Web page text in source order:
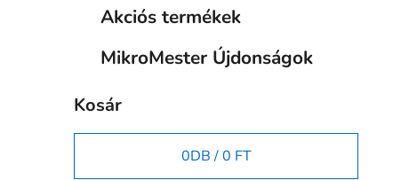
Akciós termékek
MikroMester Újdonságok
Kosár
0DB /0 FT